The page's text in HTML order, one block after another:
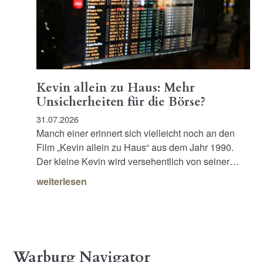
Kevin allein zu Haus: Mehr
Unsicherheiten für die Börse?
31.07.2026
Manch einer erinnert sich vielleicht noch an den
Film „Kevin allein zu Haus“ aus dem Jahr 1990.
Der kleine Kevin wird versehentlich von seiner…
weiterlesen
Warburg Navigator